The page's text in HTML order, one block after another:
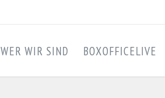
WER WIR SIND BOXOFFICELIVE